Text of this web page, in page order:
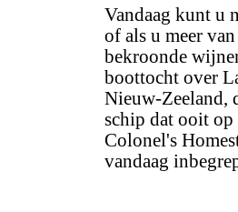
Vandaag kunt u
of als u meer
bekroonde
boottocht over
Nieuw-Zeeland,
schip dat ooit op
Colonel's
vandaag